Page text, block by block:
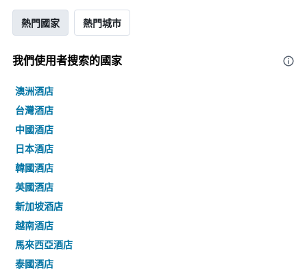
熱門國家 熱門城市
我們使用者搜索的國家
澳洲酒店
台灣酒店
中國酒店
日本酒店
韓國酒店
英國酒店
新加坡酒店
越南酒店
馬來西亞酒店
泰國酒店